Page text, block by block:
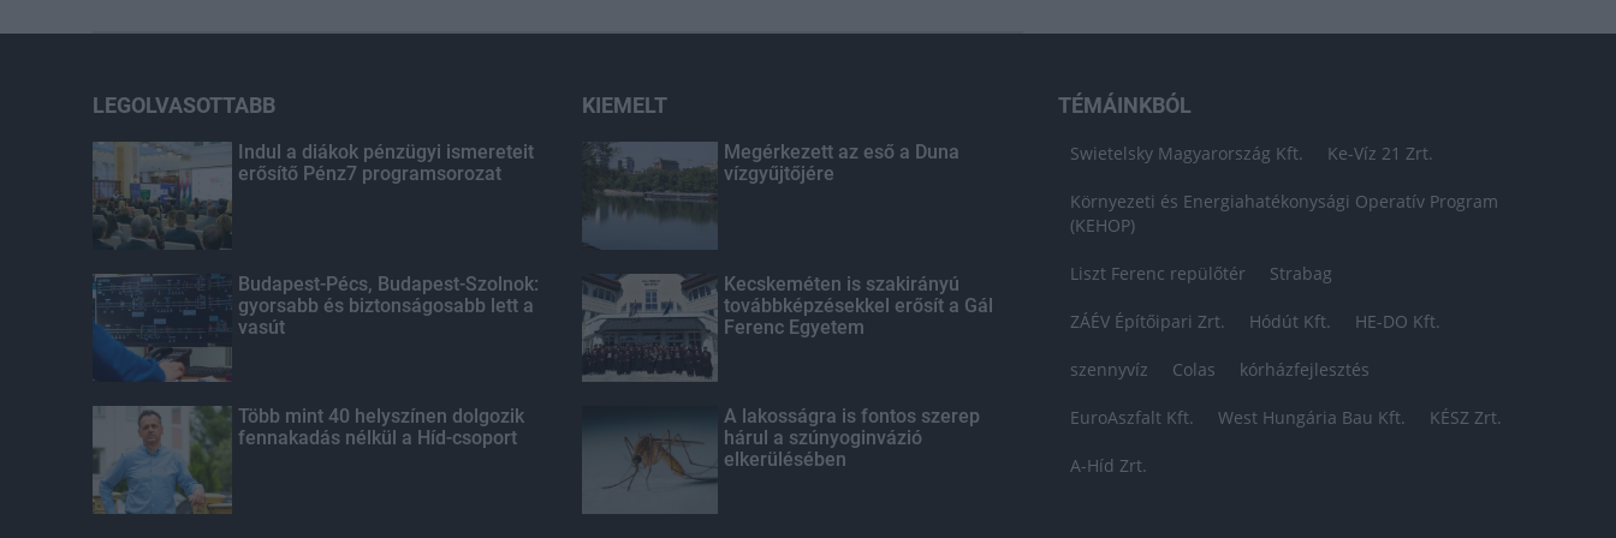
LEGOLVASOTTABB
Indul a diákok pénzügyi ismereteit
erősítő Pénz7 programsorozat
Budapest-Pécs, Budapest-Szolnok:
gyorsabb és biztonságosabb lett a
vasút
Több mint 40 helyszínen dolgozik
fennakadás nélkül a Híd-csoport
KIEMELT
Megérkezett az eső a Duna
vízgyűjtőjére
Kecskeméten is szakirányú
továbbképzésekkel erősít a Gál
Ferenc Egyetem
A lakosságra is fontos szerep
hárul a szúnyoginvázió
elkerülésében
TÉMÁINKBÓL
Swietelsky Magyarország Kft. Ke-Víz 21 Zrt.
Környezeti és Energiahatékonysági Operatív Program
(KEHOP)
Liszt Ferenc repülőtér Strabag
ZÁÉV Építőipari Zrt. Hódút Kft. HE-DO Kft.
szennyvíz Colas kórházfejlesztés
EuroAszfalt Kft. West Hungária Bau Kft. KÉSZ Zrt.
A-Híd Zrt.